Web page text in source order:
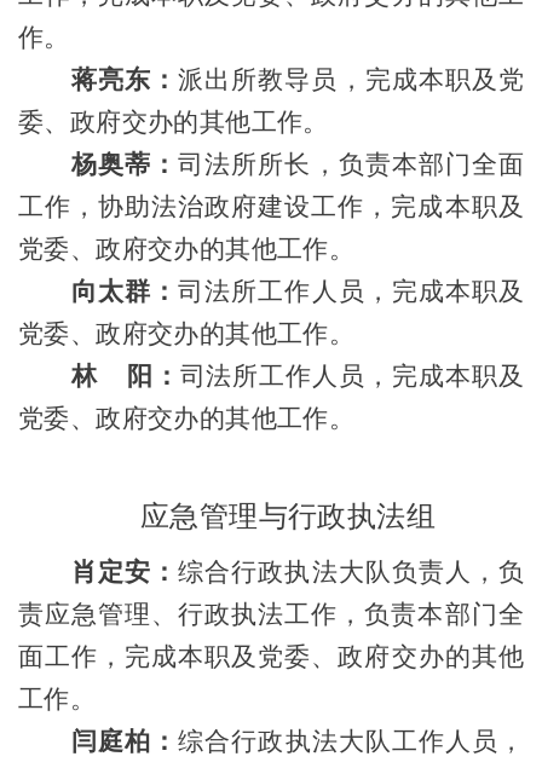
作。
蒋亮东 ：派出所教导员 ，完成本职及 党
委、政府交办的其他工作。
杨奥蒂：司法所所长， 负责本部门全面
工作，协助法治政府建设工作，完成本职及
党委、政府交办的其他工作。
向太群：司法所工作人员，完成本职及
党委、政府交办的其他工作。
林
阳 ： 司法所工作人员，完成本职及
党委、政府交办的其他工作。
应急管理与行政执法组
肖定安 ：综合行政执法大队负责人，负
责应急管理、行政执法工作，负责本部门全
面工作， 完成本职及 党委、政府交办的其他
工作。
闫庭柏：综合行政执法大队工作人员，